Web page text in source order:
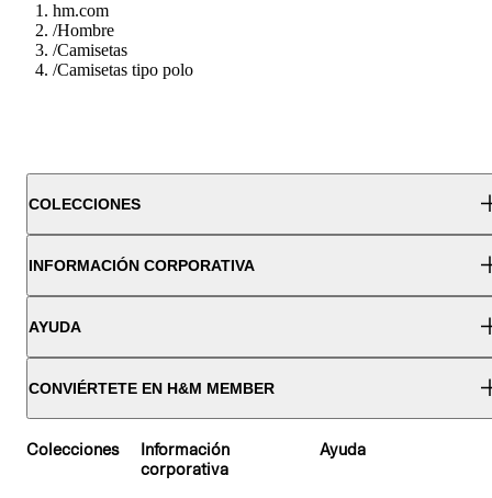
hm.com
/Hombre
/Camisetas
/Camisetas tipo polo
COLECCIONES
INFORMACIÓN CORPORATIVA
AYUDA
CONVIÉRTETE EN H&M MEMBER
Colecciones
Información
corporativa
Ayuda